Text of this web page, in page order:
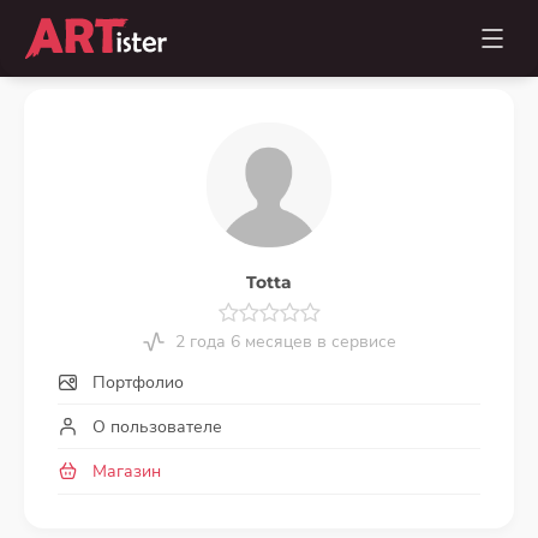
Totta
2 года 6 месяцев в сервисе
Портфолио
О пользователе
Магазин